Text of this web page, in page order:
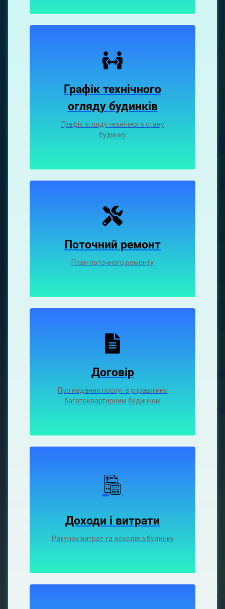
Графік технічного
огляду будинків
Графік огляду технічного стану
будинку
Поточний ремонт
План поточного ремонту
Договір
Про надання послуг з управління
багатоквартирним будинком
Доходи і витрати
Рахунок витрат та доходів з будинку